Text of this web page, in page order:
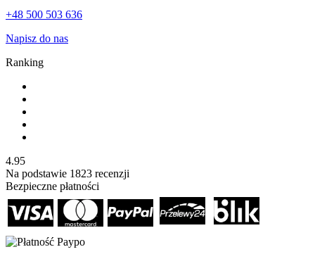
+48 500 503 636
Napisz do nas
Ranking
4.95
Na podstawie 1823 recenzji
Bezpieczne płatności